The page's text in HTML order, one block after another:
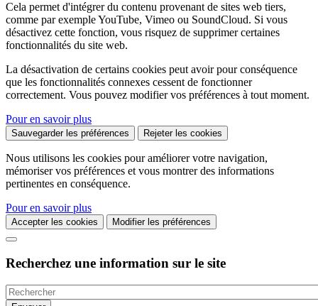
Cela permet d'intégrer du contenu provenant de sites web tiers,
comme par exemple YouTube, Vimeo ou SoundCloud. Si vous
désactivez cette fonction, vous risquez de supprimer certaines
fonctionnalités du site web.
La désactivation de certains cookies peut avoir pour conséquence
que les fonctionnalités connexes cessent de fonctionner
correctement. Vous pouvez modifier vos préférences à tout moment.
Pour en savoir plus
Sauvegarder les préférences Rejeter les cookies
Nous utilisons les cookies pour améliorer votre navigation,
mémoriser vos préférences et vous montrer des informations
pertinentes en conséquence.
Pour en savoir plus
Accepter les cookies Modifier les préférences
Recherchez une information sur le site